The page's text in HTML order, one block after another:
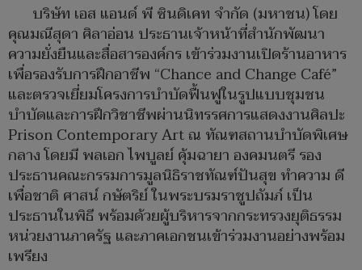
บริษัท เอส แอนด์ พี ซินดิเคท จำกัด (มหาชน) โดย
คุณมณีสุดา ศิลาอ่อน ประธานเจ้าหน้าที่สำนักพัฒนา
ความยั่งยืนและสื่อสารองค์กร เข้าร่วมงานเปิดร้านอาหาร
เพื่อรองรับการฝึกอาชีพ “Chance and Change Café”
และตรวจเยี่ยมโครงการบำบัดฟื้นฟูในรูปแบบชุมชน
บำบัดและการฝึกวิชาชีพผ่านนิทรรศการแสดงงานศิลปะ
Prison Contemporary Art ณ ทัณฑสถานบำบัดพิเศษ
กลาง โดยมี พลเอก ไพบูลย์ คุ้มฉายา องคมนตรี รอง
ประธานคณะกรรมการมูลนิธิราชทัณฑ์ปันสุข ทำความ ดี
เพื่อชาติ ศาสน์ กษัตริย์ ในพระบรมราชูปถัมภ์ เป็น
ประธานในพิธี พร้อมด้วยผู้บริหารจากกระทรวงยุติธรรม
หน่วยงานภาครัฐ และภาคเอกชนเข้าร่วมงานอย่างพร้อม
เพรียง